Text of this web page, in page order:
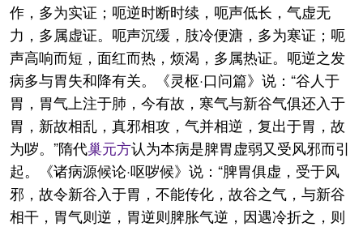
作，多为实证；呃逆时断时续，呃声低长，气虚无
力，多属虚证。呃声沉缓，肢冷便溏，多为寒证；呃
声高响而短，面红而热，烦渴，多属热证。呃逆之发
病多与胃失和降有关。《灵枢·口问篇》说：“谷人于
胃，胃气上注于肺，今有故，寒气与新谷气俱还入于
胃，新故相乱，真邪相攻，气并相逆，复出于胃，故
为哕。”隋代巢元方认为本病是脾胃虚弱又受风邪而引
起。《诸病源候论·呕哕候》说：“脾胃俱虚，受于风
邪，故令新谷入于胃，不能传化，故谷之气，与新谷
相干，胃气则逆，胃逆则脾胀气逆，因遇冷折之，则